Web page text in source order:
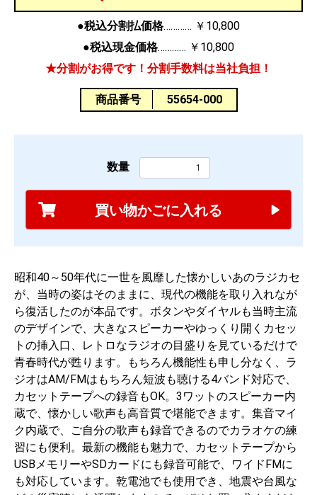
●税込分割払価格
￥10,800
●税込現金価格
￥10,800
★分割がお得です！分割手数料は当社負担！
商品番号 55654-000
数量
買い物かごに入れる
昭和40～50年代に一世を風靡した懐かしいあのラジカセ
が、当時の姿はそのままに、現代の機能を取り入れなが
ら復活したのが本品です。ボタンやダイヤルも当時主流
のデザインで、大きなスピーカーやゆっくり開くカセッ
トの挿入口、レトロなラジオの目盛りを見ているだけで
青春時代が甦ります。もちろん機能性も申し分なく、ラ
ジオはAM/FMはもちろん短波も聴ける4バンド対応で、
カセットテープへの録音もOK。3ワットのスピーカー内
蔵で、懐かしい歌声も高音質で堪能できます。集音マイ
ク内蔵で、ご自分の歌声も録音できるのでカラオケの練
習にも便利。最新の機能も魅力で、カセットテープから
USBメモリーやSDカードにも録音可能で、ワイドFMに
も対応しています。乾電池でも使用でき、地震や台風な